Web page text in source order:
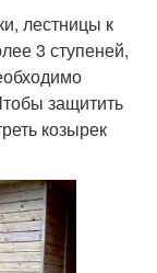
лестницы к
3 ступеней,
защитить
козырек